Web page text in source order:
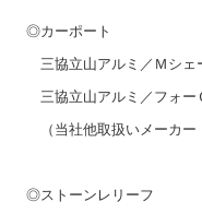
◎カーポート
三協立山アルミ／Ｍシェ
三協立山アルミ／フォー
（当社他取扱いメーカー
◎ストーンレリーフ